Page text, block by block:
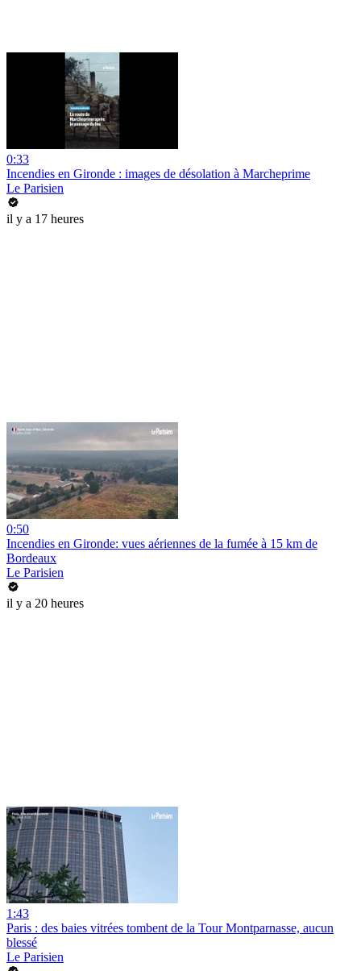
0:33
Incendies en Gironde : images de désolation à Marcheprime
Le Parisien
il y a 17 heures
0:50
Incendies en Gironde: vues aériennes de la fumée à 15 km de
Bordeaux
Le Parisien
il y a 20 heures
1:43
Paris : des baies vitrées tombent de la Tour Montparnasse, aucun
blessé
Le Parisien